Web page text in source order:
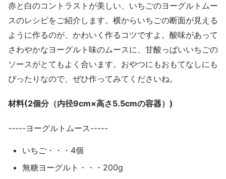
赤と白のコントラストが美しい、いちごのヨーグルトムー
スのレシピをご紹介します。横からいちごの断面が見える
ように作るのが、かわいく作るコツですよ。酸味があって
さわやかなヨーグルト味のムースに、甘酸っぱいいちごの
ソースがとてもよく合います。おやつにもおもてなしにも
ぴったりなので、ぜひ作ってみてくださいね。
材料(2個分（内径9cm×高さ5.5cmの容器）)
-----ヨーグルトムース-----
いちご・・・4個
無糖ヨーグルト・・・200g